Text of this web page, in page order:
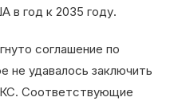
в год к 2035 году.
соглашение по
не удавалось заключить
Соответствующие